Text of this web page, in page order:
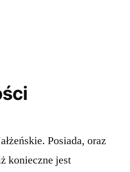
Posiada, oraz
konieczne jest